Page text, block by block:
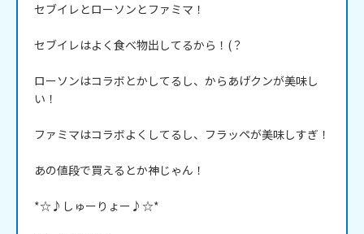
セブイレとローソンとファミマ！
セブイレはよく食べ物出してるから！(？
ローソンはコラボとかしてるし、からあげクンが美味し
い！
ファミマはコラボよくしてるし、フラッペが美味しすぎ！
あの値段で買えるとか神じゃん！
*☆♪しゅーりょー♪☆*